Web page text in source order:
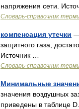
напряжения сети.
Словарь-справочник
компенсация утечки —
защитного газа,
Источник …
Словарь-справочник
Минимальные
значения воздушных
приведены в таблице